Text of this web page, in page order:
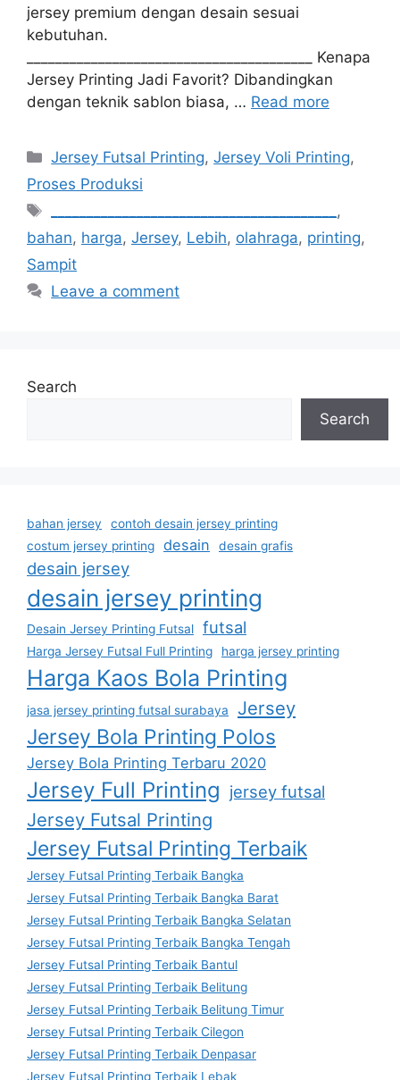
jersey premium dengan desain sesuai
kebutuhan.
________________________________________ Kenapa
Jersey Printing Jadi Favorit? Dibandingkan
dengan teknik sablon biasa, … Read more
Categories
Jersey Futsal Printing,Jersey Voli Printing,
Proses Produksi
,
bahan, harga, Jersey, Lebih, olahraga, printing,
Sampit
Leave a comment
Search
Search
bahan jersey
contoh desain jersey printing
costum jersey printing
desain desain grafis
desain jersey
desain jersey printing
Desain Jersey Printing Futsal futsal
Harga Jersey Futsal Full Printing harga jersey printing
Harga Kaos Bola Printing
jasa jersey printing futsal surabaya Jersey
Jersey Bola Printing Polos
Jersey Bola Printing Terbaru 2020
Jersey Full Printing jersey futsal
Jersey Futsal Printing
Jersey Futsal Printing Terbaik
Jersey Futsal Printing Terbaik Bangka
Jersey Futsal Printing Terbaik Bangka Barat
Jersey Futsal Printing Terbaik Bangka Selatan
Jersey Futsal Printing Terbaik Bangka Tengah
Jersey Futsal Printing Terbaik Bantul
Jersey Futsal Printing Terbaik Belitung
Jersey Futsal Printing Terbaik Belitung Timur
Jersey Futsal Printing Terbaik Cilegon
Jersey Futsal Printing Terbaik Denpasar
Jersey Futsal Printing Terbaik Lebak